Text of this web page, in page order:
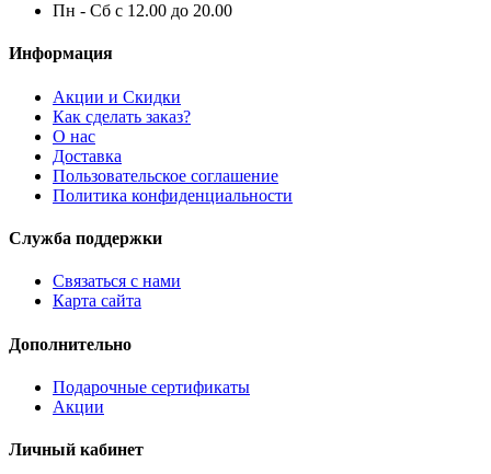
Пн - Сб с 12.00 до 20.00
Информация
Акции и Скидки
Как сделать заказ?
О нас
Доставка
Пользовательское соглашение
Политика конфиденциальности
Служба поддержки
Связаться с нами
Карта сайта
Дополнительно
Подарочные сертификаты
Акции
Личный кабинет